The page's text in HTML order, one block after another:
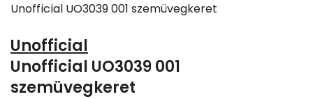
Unofficial UO3039 001 szemüvegkeret
Unofficial
Unofficial UO3039 001
szemüvegkeret